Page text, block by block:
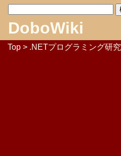
DoboWiki
Top > .NETプログラミング研究